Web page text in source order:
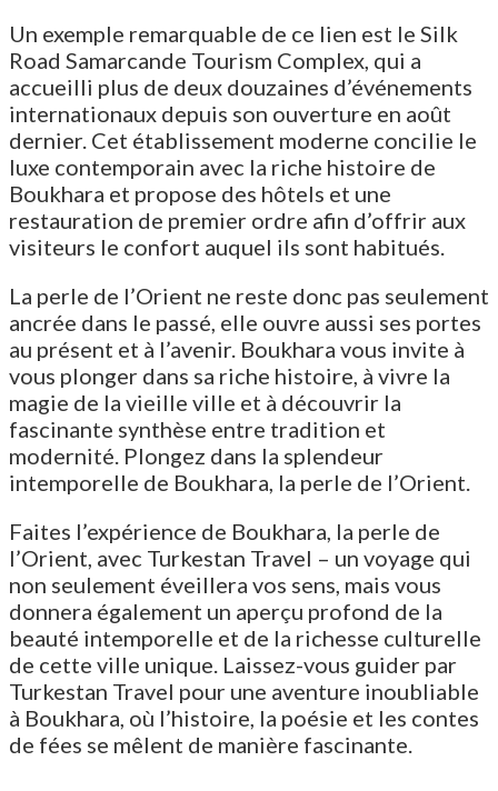
Un exemple remarquable de ce lien est le Silk
Road Samarcande Tourism Complex, qui a
accueilli plus de deux douzaines d’événements
internationaux depuis son ouverture en août
dernier. Cet établissement moderne concilie le
luxe contemporain avec la riche histoire de
Boukhara et propose des hôtels et une
restauration de premier ordre afin d’offrir aux
visiteurs le confort auquel ils sont habitués.
La perle de l’Orient ne reste donc pas seulement
ancrée dans le passé, elle ouvre aussi ses portes
au présent et à l’avenir. Boukhara vous invite à
vous plonger dans sa riche histoire, à vivre la
magie de la vieille ville et à découvrir la
fascinante synthèse entre tradition et
modernité. Plongez dans la splendeur
intemporelle de Boukhara, la perle de l’Orient.
Faites l’expérience de Boukhara, la perle de
l’Orient, avec Turkestan Travel – un voyage qui
non seulement éveillera vos sens, mais vous
donnera également un aperçu profond de la
beauté intemporelle et de la richesse culturelle
de cette ville unique. Laissez-vous guider par
Turkestan Travel pour une aventure inoubliable
à Boukhara, où l’histoire, la poésie et les contes
de fées se mêlent de manière fascinante.